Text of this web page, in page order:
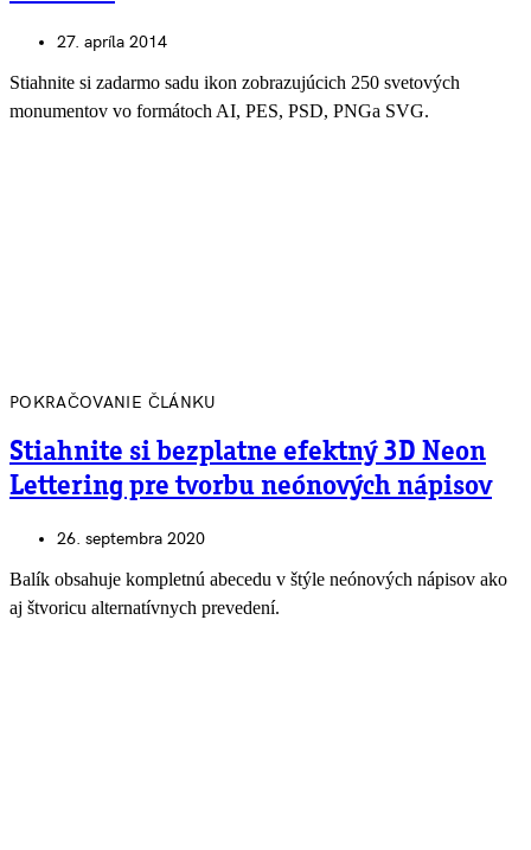
27. apríla 2014
Stiahnite si zadarmo sadu ikon zobrazujúcich 250 svetových
monumentov vo formátoch AI, PES, PSD, PNGa SVG.
POKRAČOVANIE ČLÁNKU
Stiahnite si bezplatne efektný 3D Neon
Lettering pre tvorbu neónových nápisov
26. septembra 2020
Balík obsahuje kompletnú abecedu v štýle neónových nápisov ako
aj štvoricu alternatívnych prevedení.